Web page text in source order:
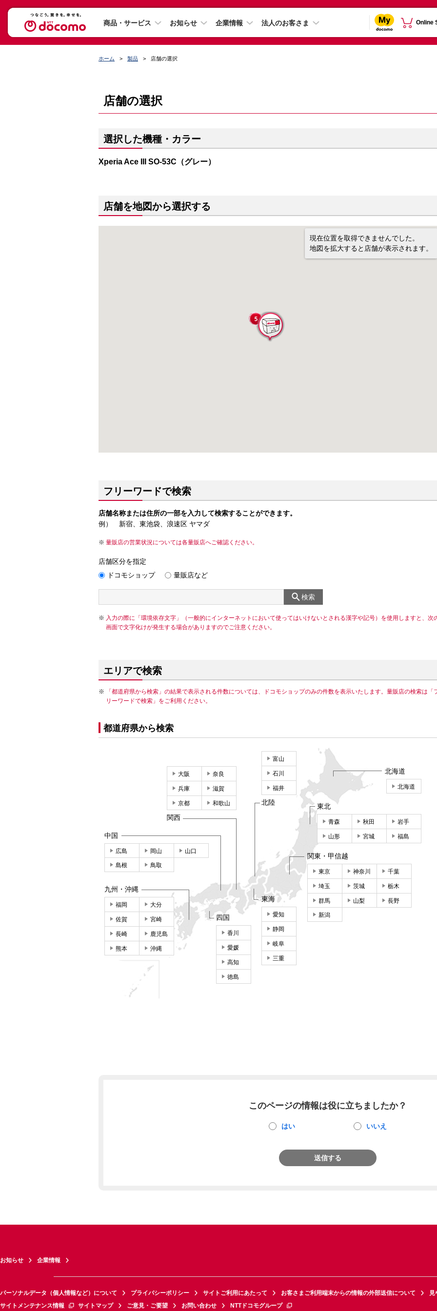
商品・サービス お知らせ 企業情報 法人のお客さま Online
ホーム 製品 店舗の選択
店舗の選択
選択した機種・カラー
Xperia Ace III SO-53C（グレー）
店舗を地図から選択する
現在位置を取得できませんでした。
地図を拡大すると店舗が表示されます。
フリーワードで検索
店舗名称または住所の一部を入力して検索することができます。
例） 新宿、東池袋、浪速区 ヤマダ
量販店の営業状況については各量販店へご確認ください。
店舗区分を指定
ドコモショップ
量販店など
検索
入力の際に「環境依存文字」（一般的にインターネットにおいて使ってはいけないとされる漢字や記号）を使用しますと、次
画面で文字化けが発生する場合がありますのでご注意ください。
エリアで検索
「都道府県から検索」の結果で表示される件数については、ドコモショップのみの件数を表示いたします。量販店の検索は「
リーワードで検索」をご利用ください。
都道府県から検索
北海道
北海道
東北
青森 秋田 岩手
山形 宮城 福島
関東・甲信越
東京 神奈川 千葉
埼玉 茨城 栃木
群馬 山梨 長野
新潟
東海
愛知
静岡
岐阜
三重
富山
石川
福井
北陸
大阪 奈良
兵庫 滋賀
京都 和歌山
関西
中国
広島 岡山 山口
島根 鳥取
四国
香川
愛媛
高知
徳島
九州・沖縄
福岡 大分
佐賀 宮崎
長崎 鹿児島
熊本 沖縄
このページの情報は役に立ちましたか？
はい いいえ
送信する
お知らせ 企業情報
パーソナルデータ（個人情報など）について プライバシーポリシー サイトご利用にあたって お客さまご利用端末からの情報の外部送信について
見
サイトメンテナンス情報
サイトマップ ご意見・ご要望 お問い合わせ NTTドコモグループ